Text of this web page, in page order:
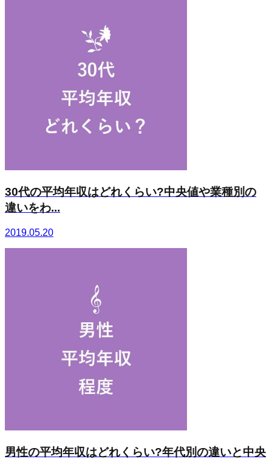
30代の平均年収はどれくらい?中央値や業種別の
違いをわ...
2019.05.20
男性の平均年収はどれくらい?年代別の違いと中央